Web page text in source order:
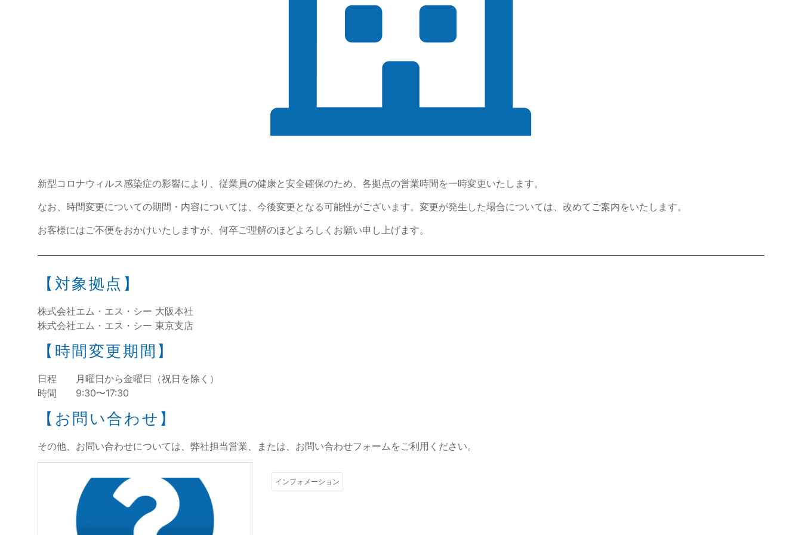
新型コロナウィルス感染症の影響により、従業員の健康と安全確保のため、各拠点の営業時間を一時変更いたします。
なお、時間変更についての期間・内容については、今後変更となる可能性がございます。変更が発生した場合については、改めてご案内をいたします。
お客様にはご不便をおかけいたしますが、何卒ご理解のほどよろしくお願い申し上げます。
【対象拠点】
株式会社エム・エス・シー 大阪本社
株式会社エム・エス・シー 東京支店
【時間変更期間】
日程 月曜日から金曜日（祝日を除く）
時間 9:30〜17:30
【お問い合わせ】
その他、お問い合わせについては、弊社担当営業、または、お問い合わせフォームをご利用ください。
インフォメーション